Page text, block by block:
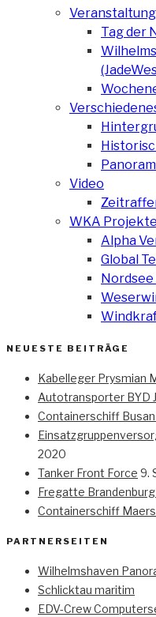
Tag der
Video
WKA Projekte
Alpha
Global
NEUESTE BEITRÄGE
Kabelleger Prysmian
Autotransporter BYD
Containerschiff
2020
Tanker Front Force 9.
Fregatte
Containerschiff
PARTNERSEITEN
Wilhelmshaven
Schlicktau maritim
EDV-Crew